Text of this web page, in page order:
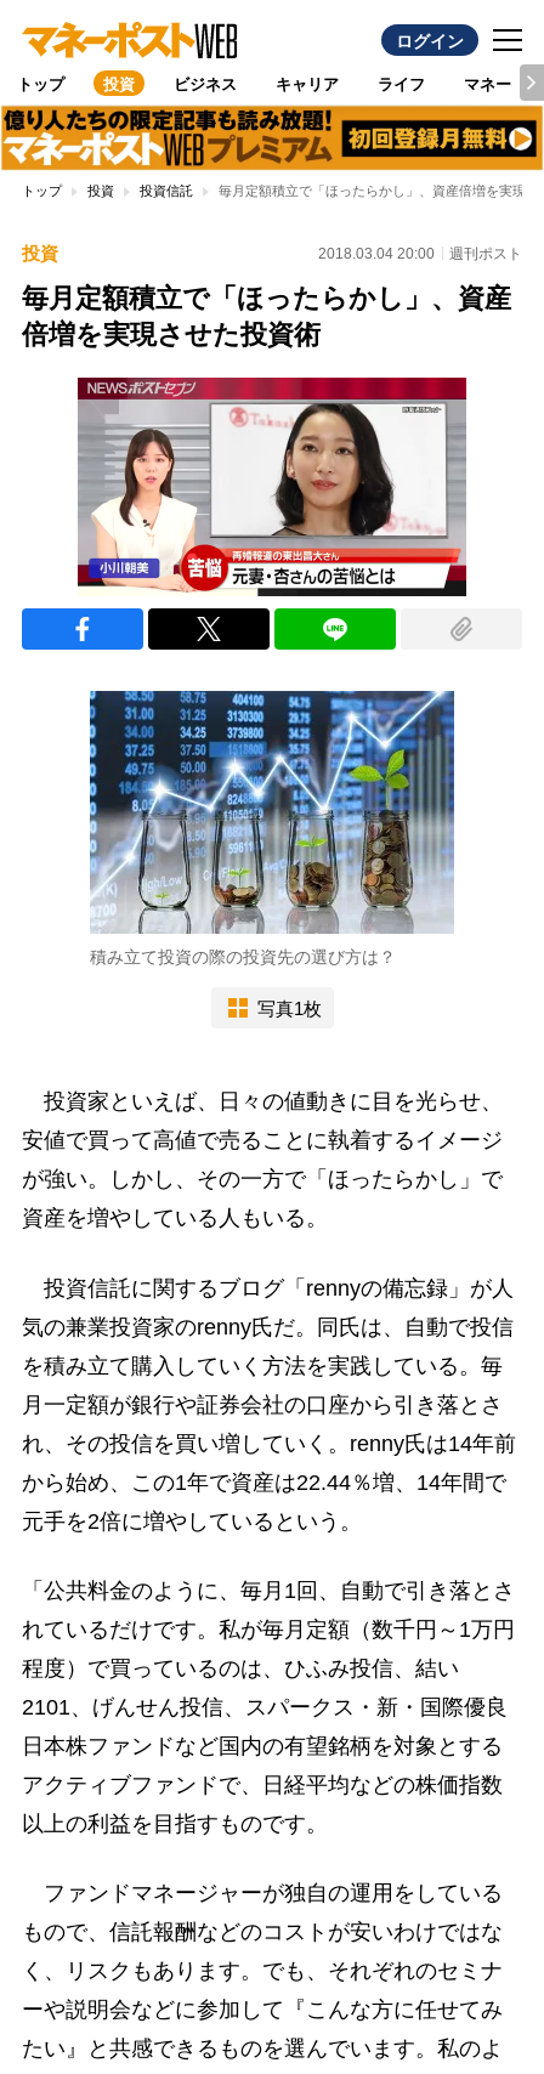
ログイン
トップ 投資 ビジネス キャリア ライフ マネー
トップ 投資 投資信託 毎月定額積立で「ほったらかし」、資産倍増を実現さ
投資 2018.03.04 20:00 週刊ポスト
毎月定額積立で「ほったらかし」、資産
倍増を実現させた投資術
積み立て投資の際の投資先の選び方は？
写真1枚
投資家といえば、日々の値動きに目を光らせ、
安値で買って高値で売ることに執着するイメージ
が強い。しかし、その一方で「ほったらかし」で
資産を増やしている人もいる。
投資信託に関するブログ「rennyの備忘録」が人
気の兼業投資家のrenny氏だ。同氏は、自動で投信
を積み立て購入していく方法を実践している。毎
月一定額が銀行や証券会社の口座から引き落とさ
れ、その投信を買い増していく。renny氏は14年前
から始め、この1年で資産は22.44％増、14年間で
元手を2倍に増やしているという。
「公共料金のように、毎月1回、自動で引き落とさ
れているだけです。私が毎月定額（数千円～1万円
程度）で買っているのは、ひふみ投信、結い
2101、げんせん投信、スパークス・新・国際優良
日本株ファンドなど国内の有望銘柄を対象とする
アクティブファンドで、日経平均などの株価指数
以上の利益を目指すものです。
ファンドマネージャーが独自の運用をしている
もので、信託報酬などのコストが安いわけではな
く、リスクもあります。でも、それぞれのセミナ
ーや説明会などに参加して『こんな方に任せてみ
たい』と共感できるものを選んでいます。私のよ